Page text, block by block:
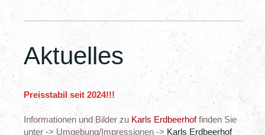
Aktuelles
Preisstabil seit 2024!!!
Informationen und Bilder zu Karls Erdbeerhof finden Sie
unter -> Umgebung/Impressionen -> Karls Erdbeerhof